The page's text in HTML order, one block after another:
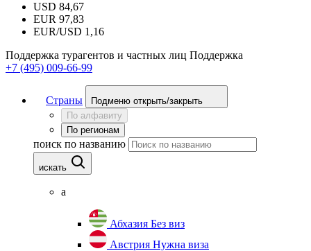
USD 84,67
EUR 97,83
EUR/USD 1,16
Поддержка турагентов и частных лиц Поддержка
+7 (495) 009-66-99
Страны
Подменю открыть/закрыть
По алфавиту
По регионам
поиск по названию
искать
а
Абхазия Без виз
Австрия Нужна виза